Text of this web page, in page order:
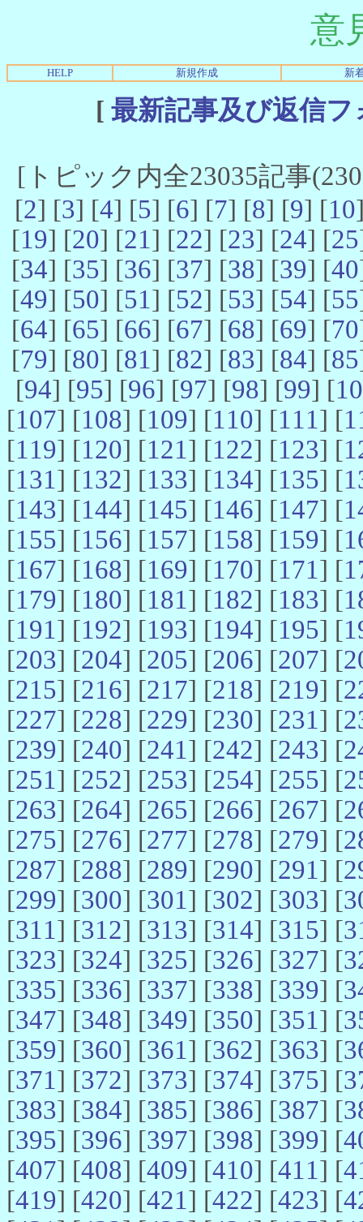
意
HELP 新規作成 新
[ 最新記事及び返信
[トピック内全23035記事
[2] [3] [4] [5] [6] [7] [8] [9] [10
[19] [20] [21] [22] [23] [24] [25
[34] [35] [36] [37] [38] [39] [40
[49] [50] [51] [52] [53] [54] [55
[64] [65] [66] [67] [68] [69] [70
[79] [80] [81] [82] [83] [84] [85
[94] [95] [96] [97] [98] [99] [
[107] [108] [109] [110] [111] [
[119] [120] [121] [122] [123] [
[131] [132] [133] [134] [135] [
[143] [144] [145] [146] [147] [
[155] [156] [157] [158] [159] [
[167] [168] [169] [170] [171] [
[179] [180] [181] [182] [183] [
[191] [192] [193] [194] [195] [
[203] [204] [205] [206] [207] [
[215] [216] [217] [218] [219] [
[227] [228] [229] [230] [231] [
[239] [240] [241] [242] [243] [
[251] [252] [253] [254] [255] [
[263] [264] [265] [266] [267] [
[275] [276] [277] [278] [279] [
[287] [288] [289] [290] [291] [
[299] [300] [301] [302] [303] [
[311] [312] [313] [314] [315] [
[323] [324] [325] [326] [327] [
[335] [336] [337] [338] [339] [
[347] [348] [349] [350] [351] [
[359] [360] [361] [362] [363] [
[371] [372] [373] [374] [375] [
[383] [384] [385] [386] [387] [
[395] [396] [397] [398] [399] [
[407] [408] [409] [410] [411] [
[419] [420] [421] [422] [423] [